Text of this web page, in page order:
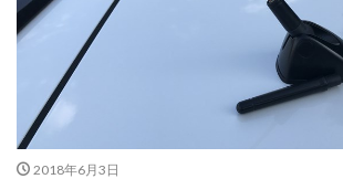
2018年6月3日